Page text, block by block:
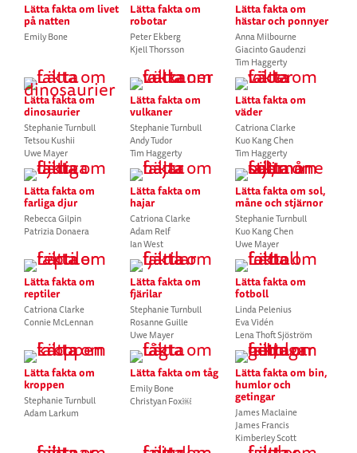
Lätta fakta om livet
på natten
Emily Bone
Lätta fakta om
robotar
Peter Ekberg
Kjell Thorsson
Lätta fakta om
hästar och ponnyer
Anna Milbourne
Giacinto Gaudenzi
Tim Haggerty
Lätta fakta om
dinosaurier
Stephanie Turnbull
Tetsou Kushii
Uwe Mayer
Lätta fakta om
vulkaner
Stephanie Turnbull
Andy Tudor
Tim Haggerty
Lätta fakta om
väder
Catriona Clarke
Kuo Kang Chen
Tim Haggerty
Lätta fakta om
farliga djur
Rebecca Gilpin
Patrizia Donaera
Lätta fakta om
hajar
Catriona Clarke
Adam Relf
Ian West
Lätta fakta om sol,
måne och stjärnor
Stephanie Turnbull
Kuo Kang Chen
Uwe Mayer
Lätta fakta om
reptiler
Catriona Clarke
Connie McLennan
Lätta fakta om
fjärilar
Stephanie Turnbull
Rosanne Guille
Uwe Mayer
Lätta fakta om
fotboll
Linda Pelenius
Eva Vidén
Lena Thoft Sjöström
Lätta fakta om
kroppen
Stephanie Turnbull
Adam Larkum
Lätta fakta om tåg
Emily Bone
Christyan Fox￼
Lätta fakta om bin,
humlor och
getingar
James Maclaine
James Francis
Kimberley Scott